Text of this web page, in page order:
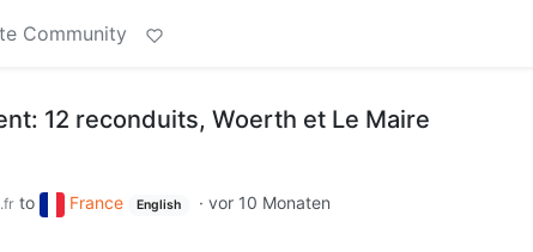
Community
12 reconduits, Woerth et Le Maire
to France English · vor 10 Monaten